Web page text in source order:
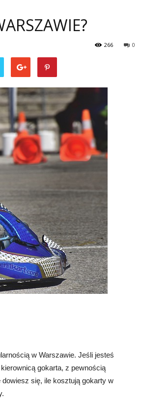
0
266
w Warszawie. Jeśli jesteś
gokarta, z pewnością
się, ile kosztują gokarty w